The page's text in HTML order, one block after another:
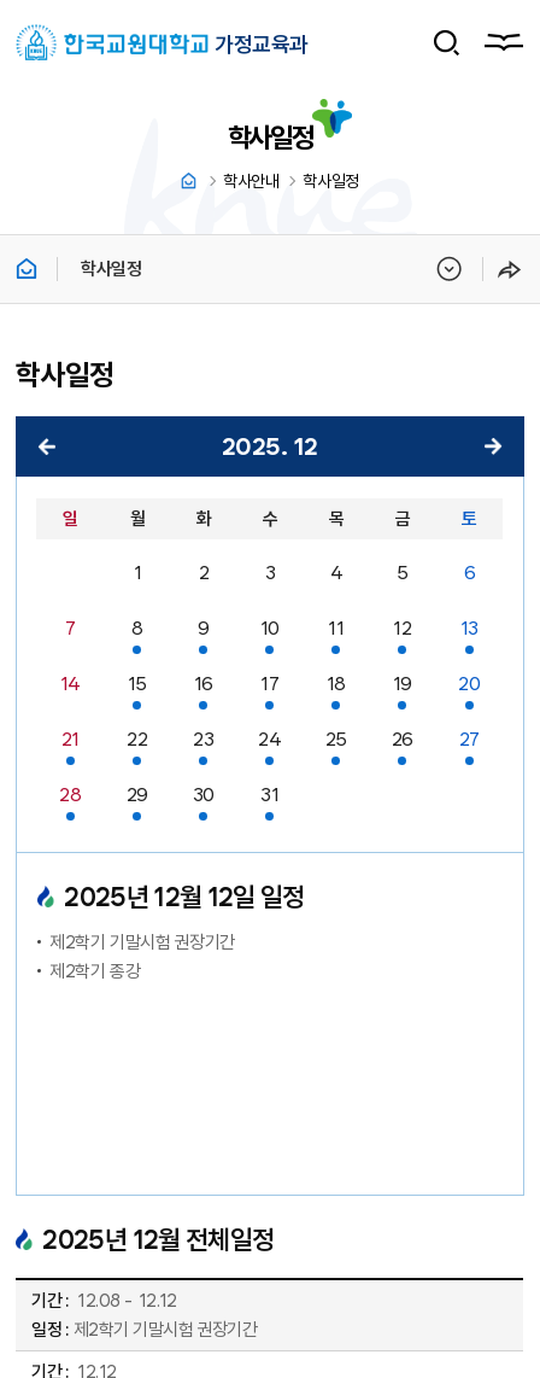
가정교육과
학사일정
학사안내 학사일정
학사일정
학사일정
2025. 12
일 월 화 수 목 금 토
1 2 3 4 5 6
7 8 9 10 11 12 13
14 15 16 17 18 19 20
21 22 23 24 25 26 27
28 29 30 31
2025년 12월 12일 일정
제2학기 기말시험 권장기간
제2학기 종강
2025년 12월 전체일정
12.08 - 12.12
제2학기 기말시험 권장기간
12.12